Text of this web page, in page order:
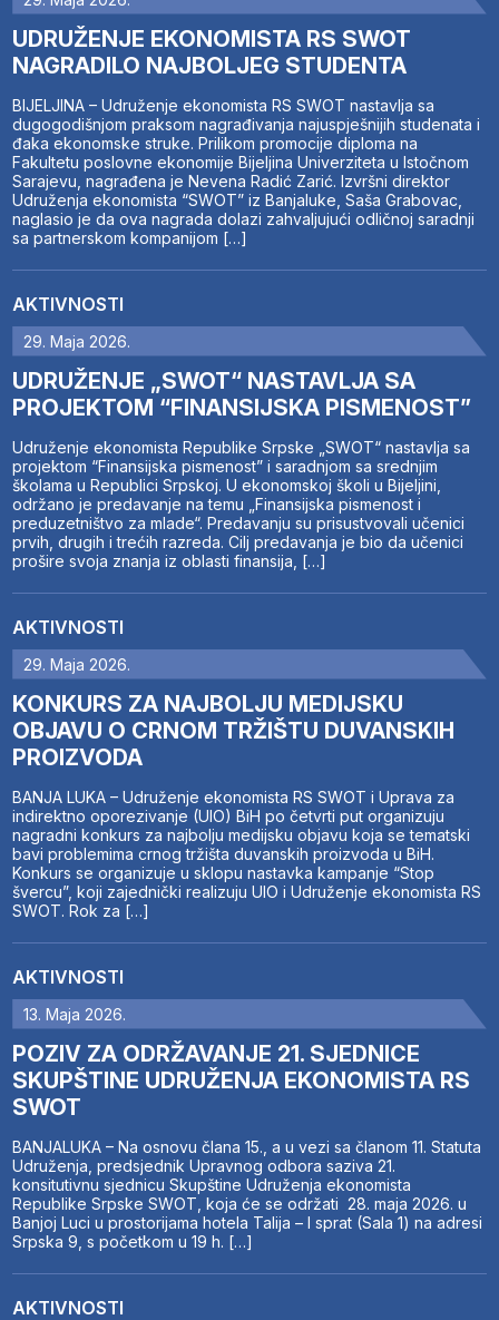
UDRUŽENJE EKONOMISTA RS SWOT
NAGRADILO NAJBOLJEG STUDENTA
BIJELJINA – Udruženje ekonomista RS SWOT nastavlja sa
dugogodišnjom praksom nagrađivanja najuspješnijih studenata i
đaka ekonomske struke. Prilikom promocije diploma na
Fakultetu poslovne ekonomije Bijeljina Univerziteta u Istočnom
Sarajevu, nagrađena je Nevena Radić Zarić. Izvršni direktor
Udruženja ekonomista “SWOT” iz Banjaluke, Saša Grabovac,
naglasio je da ova nagrada dolazi zahvaljujući odličnoj saradnji
sa partnerskom kompanijom […]
AKTIVNOSTI
29. Maja 2026.
UDRUŽENJE „SWOT“ NASTAVLJA SA
PROJEKTOM “FINANSIJSKA PISMENOST”
Udruženje ekonomista Republike Srpske „SWOT“ nastavlja sa
projektom “Finansijska pismenost” i saradnjom sa srednjim
školama u Republici Srpskoj. U ekonomskoj školi u Bijeljini,
održano je predavanje na temu „Finansijska pismenost i
preduzetništvo za mlade“. Predavanju su prisustvovali učenici
prvih, drugih i trećih razreda. Cilj predavanja je bio da učenici
prošire svoja znanja iz oblasti finansija, […]
AKTIVNOSTI
29. Maja 2026.
KONKURS ZA NAJBOLJU MEDIJSKU
OBJAVU O CRNOM TRŽIŠTU DUVANSKIH
PROIZVODA
BANJA LUKA – Udruženje ekonomista RS SWOT i Uprava za
indirektno oporezivanje (UIO) BiH po četvrti put organizuju
nagradni konkurs za najbolju medijsku objavu koja se tematski
bavi problemima crnog tržišta duvanskih proizvoda u BiH.
Konkurs se organizuje u sklopu nastavka kampanje “Stop
švercu”, koji zajednički realizuju UIO i Udruženje ekonomista RS
SWOT. Rok za […]
AKTIVNOSTI
13. Maja 2026.
POZIV ZA ODRŽAVANJE 21. SJEDNICE
SKUPŠTINE UDRUŽENJA EKONOMISTA RS
SWOT
BANJALUKA – Na osnovu člana 15., a u vezi sa članom 11. Statuta
Udruženja, predsjednik Upravnog odbora saziva 21.
konsitutivnu sjednicu Skupštine Udruženja ekonomista
Republike Srpske SWOT, koja će se održati 28. maja 2026. u
Banjoj Luci u prostorijama hotela Talija – I sprat (Sala 1) na adresi
Srpska 9, s početkom u 19 h. […]
AKTIVNOSTI